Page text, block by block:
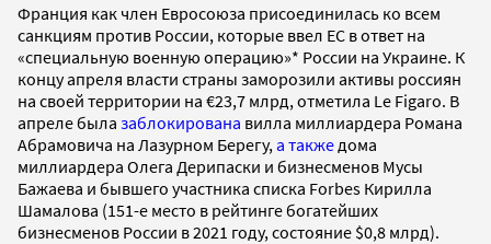
Франция как член Евросоюза присоединилась ко всем
санкциям против России, которые ввел ЕС в ответ на
«специальную военную операцию»* России на Украине. К
концу апреля власти страны заморозили активы россиян
на своей территории на €23,7 млрд, отметила Le Figaro. В
апреле была заблокирована вилла миллиардера Романа
Абрамовича на Лазурном Берегу, а также дома
миллиардера Олега Дерипаски и бизнесменов Мусы
Бажаева и бывшего участника списка Forbes Кирилла
Шамалова (151-е место в рейтинге богатейших
бизнесменов России в 2021 году, состояние $0,8 млрд).